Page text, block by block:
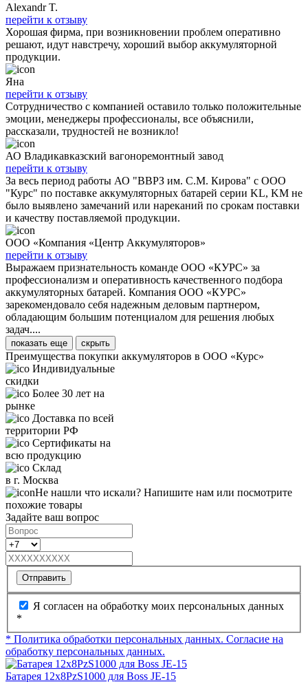
Alexandr T.
перейти к отзыву
Хорошая фирма, при возникновении проблем оперативно
решают, идут навстречу, хороший выбор аккумуляторной
продукции.
Яна
перейти к отзыву
Сотрудничество с компанией оставило только положительные
эмоции, менеджеры профессионалы, все объяснили,
рассказали, трудностей не возникло!
АО Владикавказский вагоноремонтный завод
перейти к отзыву
За весь период работы АО "ВВРЗ им. С.М. Кирова" с ООО
"Курс" по поставке аккумуляторных батарей серии KL, KM не
было выявлено замечаний или нареканий по срокам поставки
и качеству поставляемой продукции.
ООО «Компания «Центр Аккумуляторов»
перейти к отзыву
Выражаем признательность команде ООО «КУРС» за
профессионализм и оперативность качественного подбора
аккумуляторных батарей. Компания ООО «КУРС»
зарекомендовало себя надежным деловым партнером,
обладающим большим потенциалом для решения любых
задач....
показать еще скрыть
Преимущества покупки аккумуляторов в ООО «Курс»
Индивидуальные
скидки
Более 30 лет на
рынке
Доставка по всей
территории РФ
Сертификаты на
всю продукцию
Склад
в г. Москва
Не нашли что искали? Напишите нам или посмотрите
похожие товары
Задайте ваш вопрос
Отправить
Я согласен на обработку моих персональных данных
*
* Политика обработки персональных данных. Согласие на
обработку персональных данных.
Батарея 12х8PzS1000 для Boss JE-15